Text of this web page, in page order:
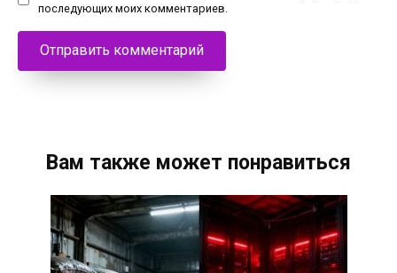
последующих моих комментариев.
Вам также может понравиться